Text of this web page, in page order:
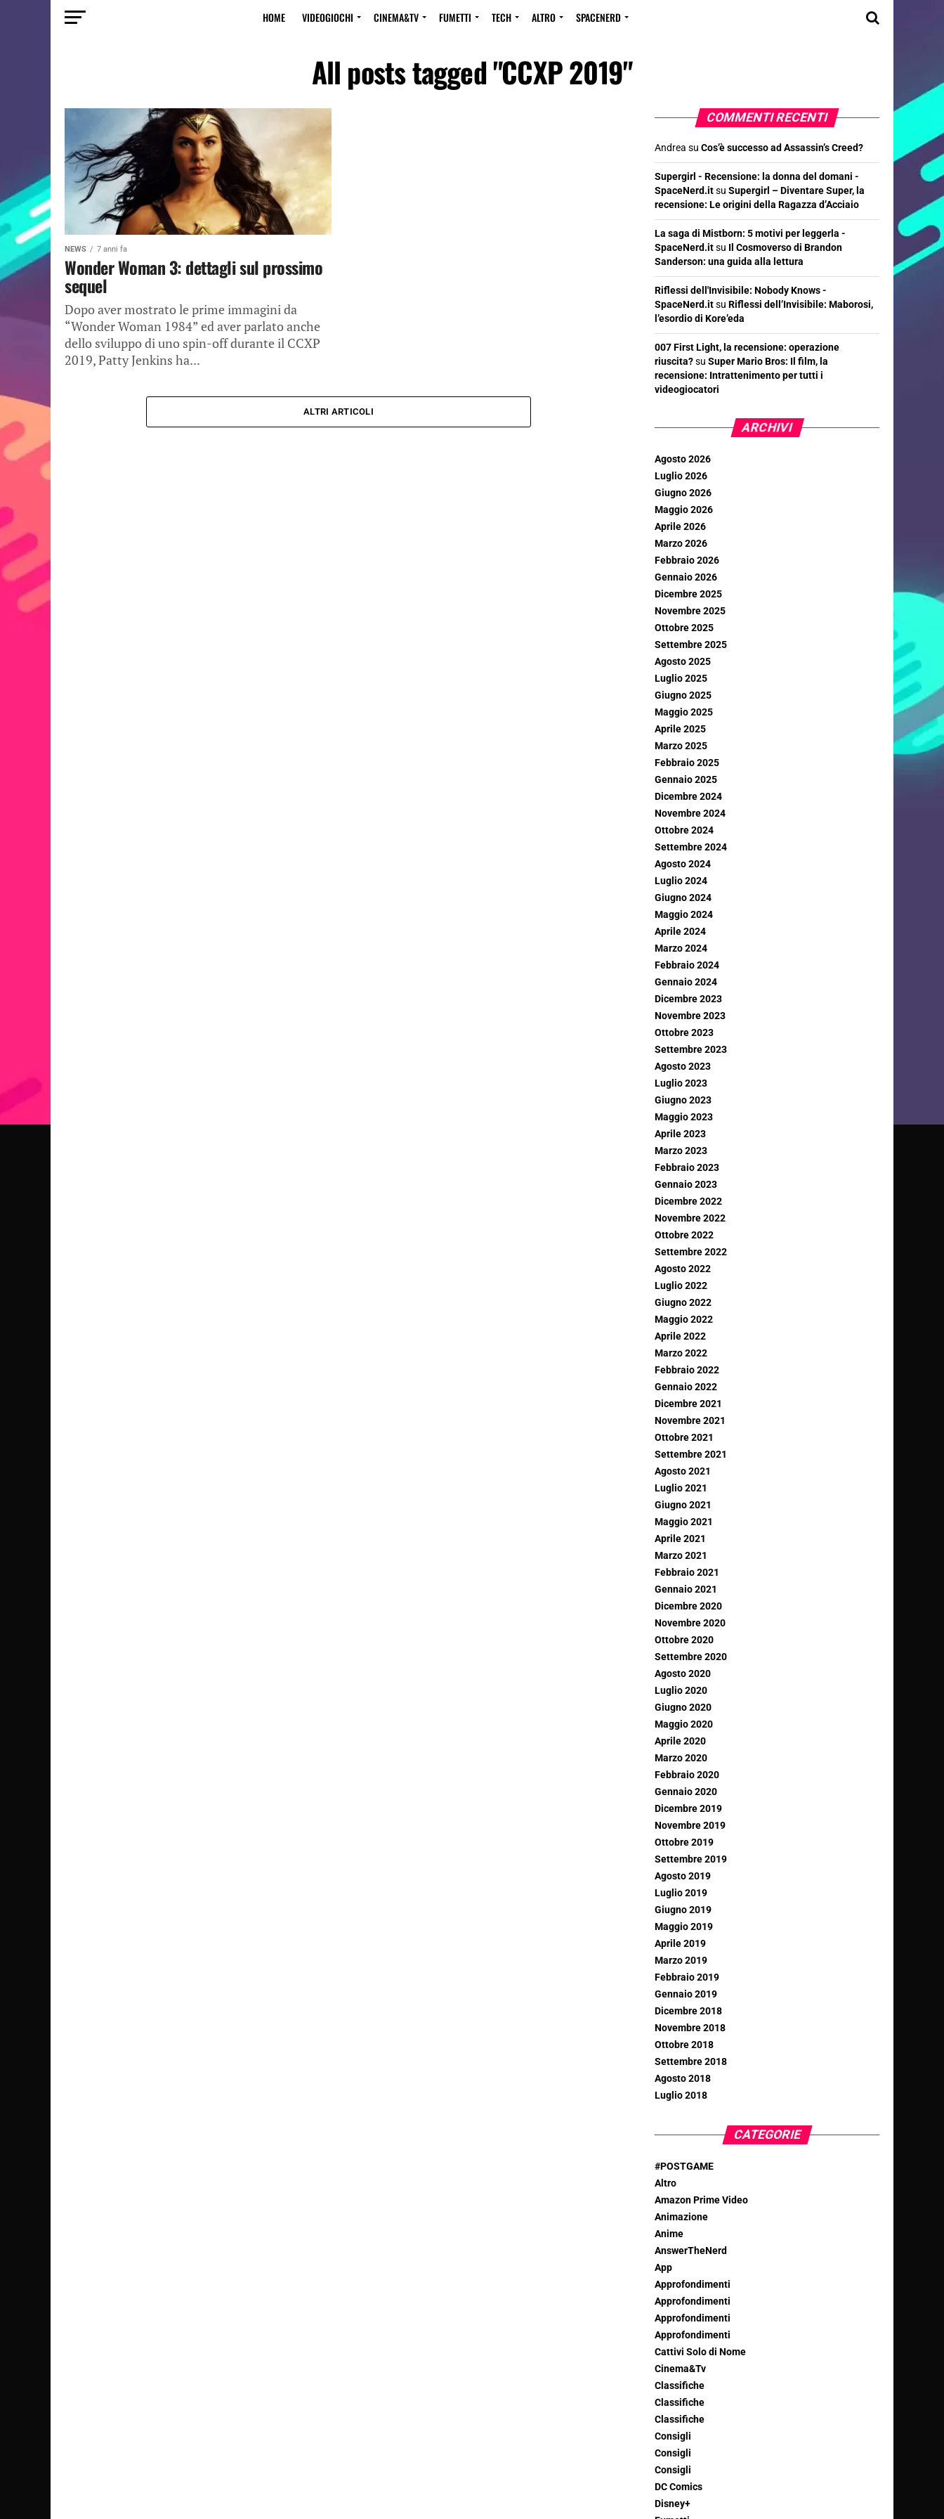
HOME VIDEOGIOCHI CINEMA&TV FUMETTI TECH ALTRO SPACENERD
All posts tagged "CCXP 2019"
NEWS 7 anni fa
Wonder Woman 3: dettagli sul prossimo
sequel
Dopo aver mostrato le prime immagini da
“Wonder Woman 1984” ed aver parlato anche
dello sviluppo di uno spin-off durante il CCXP
2019, Patty Jenkins ha...
ALTRI ARTICOLI
COMMENTI RECENTI
Andrea su Cos’è successo ad Assassin’s Creed?
Supergirl - Recensione: la donna del domani -
SpaceNerd.itsu Supergirl – Diventare Super, la
recensione: Le origini della Ragazza d’Acciaio
La saga di Mistborn: 5 motivi per leggerla -
SpaceNerd.itsu Il Cosmoverso di Brandon
Sanderson: una guida alla lettura
Riflessi dell'Invisibile: Nobody Knows -
SpaceNerd.itsu Riflessi dell’Invisibile: Maborosi,
l’esordio di Kore’eda
007 First Light, la recensione: operazione
riuscita?su Super Mario Bros: Il film, la
recensione: Intrattenimento per tutti i
videogiocatori
ARCHIVI
Agosto 2026
Luglio 2026
Giugno 2026
Maggio 2026
Aprile 2026
Marzo 2026
Febbraio 2026
Gennaio 2026
Dicembre 2025
Novembre 2025
Ottobre 2025
Settembre 2025
Agosto 2025
Luglio 2025
Giugno 2025
Maggio 2025
Aprile 2025
Marzo 2025
Febbraio 2025
Gennaio 2025
Dicembre 2024
Novembre 2024
Ottobre 2024
Settembre 2024
Agosto 2024
Luglio 2024
Giugno 2024
Maggio 2024
Aprile 2024
Marzo 2024
Febbraio 2024
Gennaio 2024
Dicembre 2023
Novembre 2023
Ottobre 2023
Settembre 2023
Agosto 2023
Luglio 2023
Giugno 2023
Maggio 2023
Aprile 2023
Marzo 2023
Febbraio 2023
Gennaio 2023
Dicembre 2022
Novembre 2022
Ottobre 2022
Settembre 2022
Agosto 2022
Luglio 2022
Giugno 2022
Maggio 2022
Aprile 2022
Marzo 2022
Febbraio 2022
Gennaio 2022
Dicembre 2021
Novembre 2021
Ottobre 2021
Settembre 2021
Agosto 2021
Luglio 2021
Giugno 2021
Maggio 2021
Aprile 2021
Marzo 2021
Febbraio 2021
Gennaio 2021
Dicembre 2020
Novembre 2020
Ottobre 2020
Settembre 2020
Agosto 2020
Luglio 2020
Giugno 2020
Maggio 2020
Aprile 2020
Marzo 2020
Febbraio 2020
Gennaio 2020
Dicembre 2019
Novembre 2019
Ottobre 2019
Settembre 2019
Agosto 2019
Luglio 2019
Giugno 2019
Maggio 2019
Aprile 2019
Marzo 2019
Febbraio 2019
Gennaio 2019
Dicembre 2018
Novembre 2018
Ottobre 2018
Settembre 2018
Agosto 2018
Luglio 2018
CATEGORIE
#POSTGAME
Altro
Amazon Prime Video
Animazione
Anime
AnswerTheNerd
App
Approfondimenti
Approfondimenti
Approfondimenti
Approfondimenti
Cattivi Solo di Nome
Cinema&Tv
Classifiche
Classifiche
Classifiche
Consigli
Consigli
Consigli
DC Comics
Disney+